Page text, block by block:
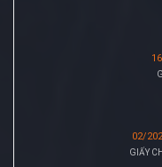
02/
GIẤY